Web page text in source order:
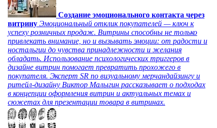
Создание эмоционального контакта через
витрину Эмоциональный отклик покупателей — ключ к
успеху розничных продаж. Витрины способны не только
привлекать внимание, но и вызывать эмоции: от радости и
ностальгии до чувства принадлежности и желания
обладать. Использование психологических триггеров в
дизайне витрин помогает превратить прохожего в
покупателя. Эксперт SR по визуальному мерчандайзингу и
ритейл-дизайну Виктор Малыгин рассказывает о подходах
в концепции оформления витрин и актуальных темах и
сюжетах для презентации товара в витринах.